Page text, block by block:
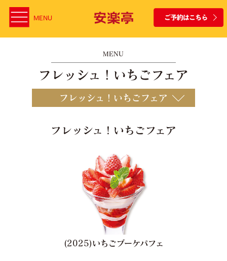
MENU
MENU
フレッシュ！いちごフェア
フレッシュ！いちごフェア
フレッシュ！いちごフェア
(2025)いちごブーケパフェ